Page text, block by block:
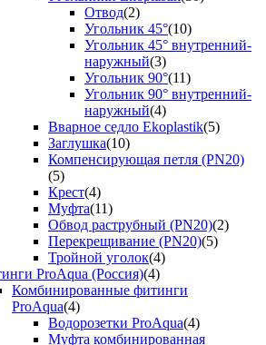
Отвод(2)
Угольник 45°(10)
Угольник 45° внутренний-
наружный(3)
Угольник 90°(11)
Угольник 90° внутренний-
наружный(4)
Вварное седло Ekoplastik(5)
Заглушка(10)
Компенсирующая петля (PN20)
(5)
Крест(4)
Муфта(11)
Обвод раструбный (PN20)(2)
Перекрещивание (PN20)(5)
Тройной уголок(4)
ProAqua (Россия)(4)
Комбинированные фитинги
ProAqua(4)
Водорозетки ProAqua(4)
Муфта комбинированная